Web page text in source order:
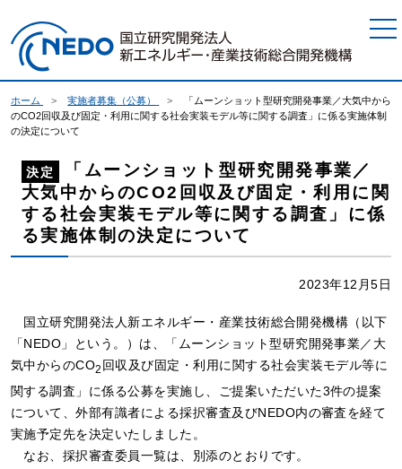
ホーム 実施者募集（公募）
「ムーンショット型研究開発事業／大気中から
のCO2回収及び固定・利用に関する社会実装モデル等に関する調査」に係る実施体制
の決定について
決定
「ムーンショット型研究開発事業／
大気中からのCO2回収及び固定・利用に関
する社会実装モデル等に関する調査」に係
る実施体制の決定について
2023年12月5日
国立研究開発法人新エネルギー・産業技術総合開発機構（以下
「NEDO」という。）は、「ムーンショット型研究開発事業／大
気中からのCO2 回収及び固定・利用に関する社会実装モデル等に
関する調査」に係る公募を実施し、ご提案いただいた3件の提案
について、外部有識者による採択審査及びNEDO内の審査を経て
実施予定先を決定いたしました。
なお、採択審査委員一覧は、別添のとおりです。